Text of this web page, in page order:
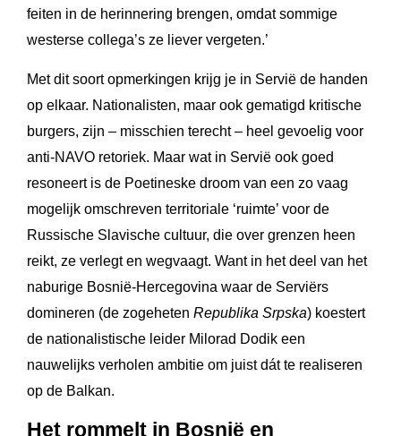
feiten in de herinnering brengen, omdat sommige
westerse collega’s ze liever vergeten.’
Met dit soort opmerkingen krijg je in Servië de handen
op elkaar. Nationalisten, maar ook gematigd kritische
burgers, zijn – misschien terecht – heel gevoelig voor
anti-NAVO retoriek. Maar wat in Servië ook goed
resoneert is de Poetineske droom van een zo vaag
mogelijk omschreven territoriale ‘ruimte’ voor de
Russische Slavische cultuur, die over grenzen heen
reikt, ze verlegt en wegvaagt. Want in het deel van het
naburige Bosnië-Hercegovina waar de Serviërs
domineren (de zogeheten Republika Srpska) koestert
de nationalistische leider Milorad Dodik een
nauwelijks verholen ambitie om juist dát te realiseren
op de Balkan.
Het rommelt in Bosnië en